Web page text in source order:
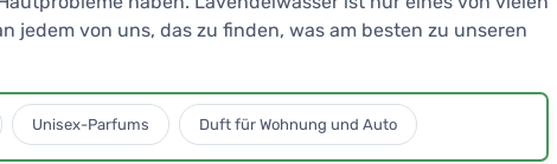
jedem von uns, das zu finden, was am besten zu unseren
Unisex-Parfums Duft für Wohnung und Auto